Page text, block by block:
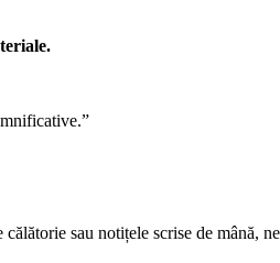
sau notițele scrise de mână,